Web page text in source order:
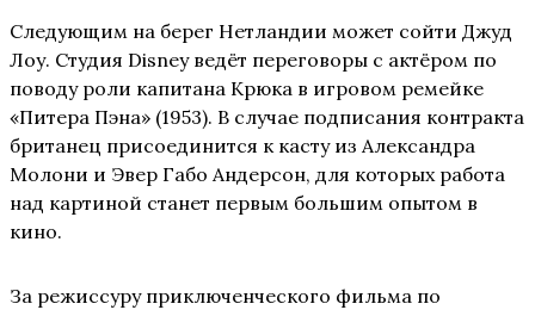
Следующим на берег Нетландии может сойти Джуд
Лоу. Студия Disney ведёт переговоры с актёром по
поводу роли капитана Крюка в игровом ремейке
«Питера Пэна» (1953). В случае подписания контракта
британец присоединится к касту из Александра
Молони и Эвер Габо Андерсон, для которых работа
над картиной станет первым большим опытом в
кино.
За режиссуру приключенческого фильма по